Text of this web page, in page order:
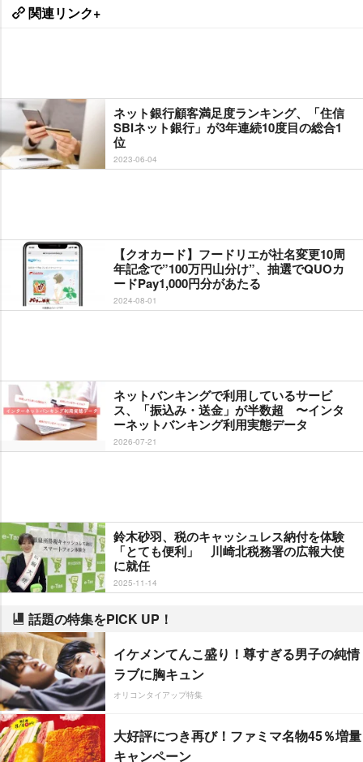
関連リンク+
ネット銀行顧客満足度ランキング、「住信
SBIネット銀行」が3年連続10度目の総合1
位
2023-06-04
【クオカード】フードリエが社名変更10周
年記念で”100万円山分け”、抽選でQUOカ
ードPay1,000円分があたる
2024-08-01
ネットバンキングで利用しているサービ
ス、「振込み・送金」が半数超 〜インタ
ーネットバンキング利用実態データ
2026-07-21
鈴木砂羽、税のキャッシュレス納付を体験
「とても便利」 川崎北税務署の広報大使
に就任
2025-11-14
話題の特集をPICK UP！
イケメンてんこ盛り！尊すぎる男子の純情
ラブに胸キュン
オリコンタイアップ特集
大好評につき再び！ファミマ名物45％増量
キャンペーン